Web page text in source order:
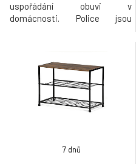
uspořádání obuvi v
domácnosti. Police jsou
stabilitu a ochranu podlahy
před poškozením. Nadčasový
design s otevřenou konstrukcí
umožňuje rychlé větrání obuvi
7 dnů